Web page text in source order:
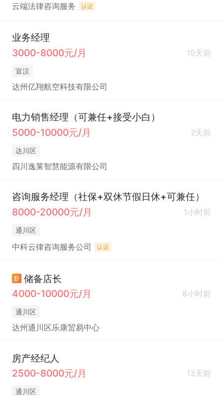
云端法律咨询服务 认证
业务经理
3000-8000元/月
10天前
宣汉
达州亿翔航空科技有限公司
电力销售经理（可兼任+接受小白）
5000-10000元/月
2天前
达川区
四川逸莱智慧能源有限公司
咨询服务经理（社保+双休节假日休+可兼任）
8000-20000元/月
1小时前
通川区
中科云律咨询服务公司 认证
新 储备店长
4000-10000元/月
8小时前
通川区
达州通川区乐康贸易中心
房产经纪人
2500-8000元/月
13天前
通川区